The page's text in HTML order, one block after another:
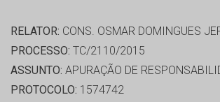
RELATOR: CONS. OSMAR DOMINGUES
PROCESSO: TC/2110/2015
ASSUNTO: APURAÇÃO DE
PROTOCOLO: 1574742